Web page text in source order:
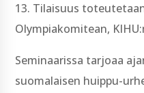
13. Tilaisuus
Olympiakomitean,
Seminaarissa tarjoaa
suomalaisen huippu-